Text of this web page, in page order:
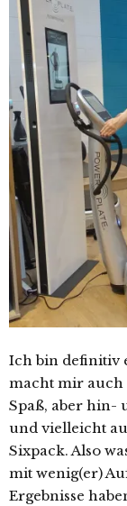
Ich bin definitiv
macht mir auch
Spaß, aber hin-
und vielleicht
Sixpack. Also
mit wenig(er)
Ergebnisse